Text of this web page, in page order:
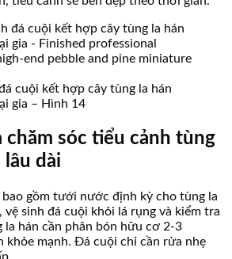
cuội kết hợp cây tùng la hán
gia – Hình 14
chăm sóc tiểu cảnh tùng
lâu dài
bao gồm tưới nước định kỳ cho tùng la
vệ sinh đá cuội khỏi lá rụng và kiểm tra
hán cần phân bón hữu cơ 2-3
khỏe mạnh. Đá cuội chỉ cần rửa nhẹ